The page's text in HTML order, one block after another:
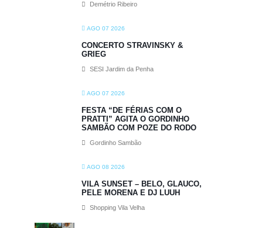
Demétrio Ribeiro
AGO 07 2026
CONCERTO STRAVINSKY &
GRIEG
SESI Jardim da Penha
AGO 07 2026
FESTA “DE FÉRIAS COM O
PRATTI” AGITA O GORDINHO
SAMBÃO COM POZE DO RODO
Gordinho Sambão
AGO 08 2026
VILA SUNSET – BELO, GLAUCO,
PELE MORENA E DJ LUUH
Shopping Vila Velha